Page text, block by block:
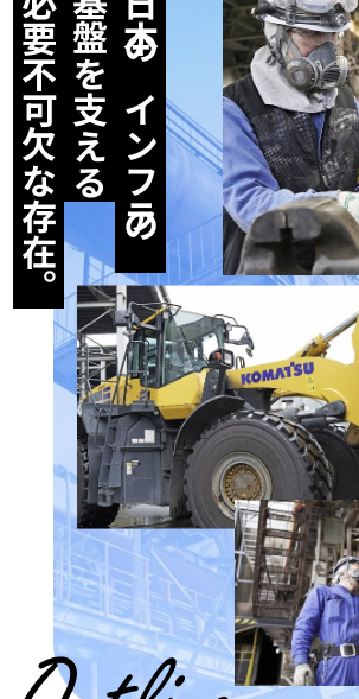
日本のインフラの
基盤を支える
必要不可欠な存在。